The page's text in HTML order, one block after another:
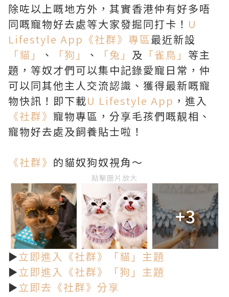
除咗以上嘅地方外，其實香港仲有好多唔
同嘅寵物好去處等大家發掘同打卡！ U
Lifestyle App 《社群》專區最近新設
「貓」
、 「狗」 、 「兔」 及 「雀鳥」 等主
題，等奴才們可以集中記錄愛寵日常，仲
可以同其他主人交流認識、獲得最新嘅寵
物快訊！即下載U Lifestyle App ，進入
《社群》 寵物專區，分享毛孩們嘅靚相、
寵物好去處及飼養貼士啦！
《社群》 的貓奴狗奴視角～
點擊圖片放大
+3
►立即進入《社群》「貓」主題
►立即進入《社群》「狗」主題
►立即去《社群》分享